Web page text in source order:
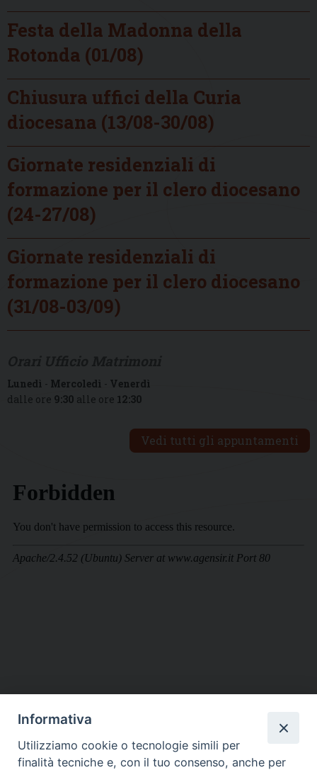
Festa della Madonna della
Rotonda (01/08)
Chiusura uffici della Curia
diocesana (13/08-30/08)
Giornate residenziali di
formazione per il clero diocesano
(24-27/08)
Giornate residenziali di
formazione per il clero diocesano
(31/08-03/09)
Lunedì - Mercoledì - Venerdì
dalle ore 9:30 alle ore 12:30
Vedi tutti gli appuntamenti
DIOCESI SUBURBICARIA DI ALBANO
Contatti:Tel.: 06.93268401 - Fax.: 06.9323844
Informativa
Utilizziamo cookie o tecnologie simili per
finalità tecniche e, con il tuo consenso, anche per